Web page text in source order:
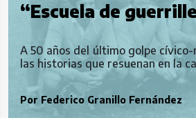
“Escuela de
A 50 años del último golpe
las historias que resuenan en la
Por Federico Granillo Fernández